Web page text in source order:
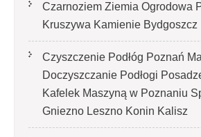
Czarnoziem Ziemia Ogrodowa
Kruszywa Kamienie Bydgoszcz
Czyszczenie Podłóg Poznań
Doczyszczanie Podłogi
Kafelek Maszyną w Poznaniu
Gniezno Leszno Konin Kalisz